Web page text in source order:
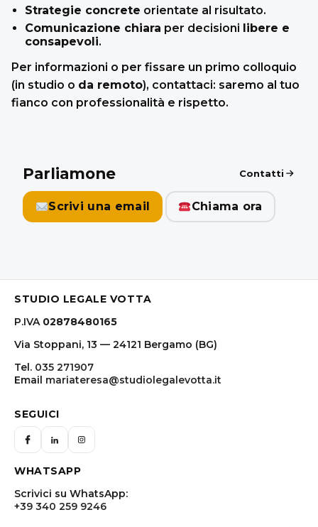
Strategie concrete orientate al risultato.
Comunicazione chiara per decisioni libere e
consapevoli.
Per informazioni o per fissare un primo colloquio
(in studio o da remoto), contattaci: saremo al tuo
fianco con professionalità e rispetto.
Parliamone Contatti
Scrivi una email Chiama ora
STUDIO LEGALE VOTTA
P.IVA 02878480165
Via Stoppani, 13 — 24121 Bergamo (BG)
Tel. 035 271907
Email mariateresa@studiolegalevotta.it
SEGUICI
WHATSAPP
Scrivici su WhatsApp:
+39 340 259 9246